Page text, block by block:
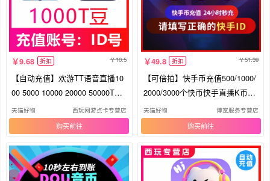
9.68 折扣 10.5
【自动充值】欢游TT语音直播10
00 5000 10000 20000 50000T豆
充值
天猫好物 西玩网游点卡专营店
购买
49.8 折扣 51.39
【可倍拍】快手币充值500/1000/
2000/3000个快币快手直播K币快
币
天猫好物 博宽服务专营店
购买